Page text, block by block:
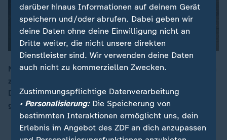
Nach einem brutalen Überfall mit einer Machete durch
zwei 13-Jährige in Dortmund entflammt eine alte
Diskussion neu auf: Soll das Strafalter in Deutschland
gesenkt werden?
darüber hinaus Informationen auf deinem Gerät
speichern und/oder abrufen. Dabei geben wir
deine Daten ohne deine Einwilligung nicht an
Dritte weiter, die nicht unsere direkten
Dienstleister sind. Wir verwenden deine Daten
auch nicht zu kommerziellen Zwecken.
Zustimmungspflichtige Datenverarbeitung
• Personalisierung:Die Speicherung von
bestimmten Interaktionen ermöglicht uns, dein
Erlebnis im Angebot des ZDF an dich anzupassen